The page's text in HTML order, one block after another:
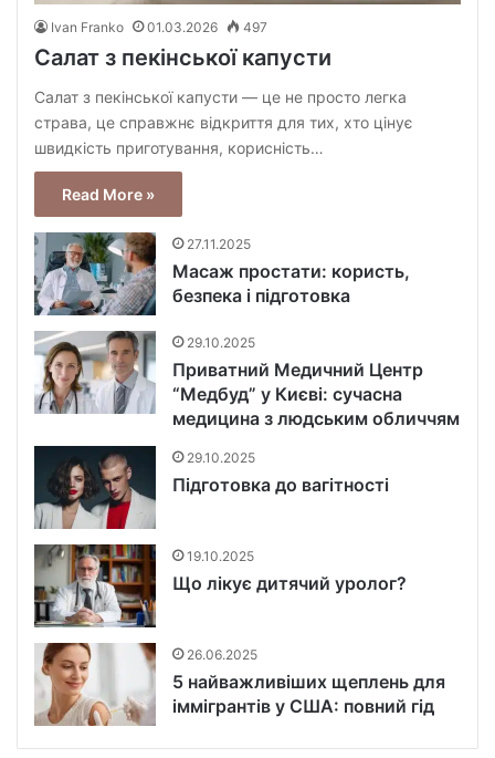
Ivan Franko 01.03.2026 497
Cалат з пекінської капусти
Салат з пекінської капусти — це не просто легка
страва, це справжнє відкриття для тих, хто цінує
швидкість приготування, корисність…
Read More »
27.11.2025
Масаж простати: користь,
безпека і підготовка
29.10.2025
Приватний Медичний Центр
“Медбуд” у Києві: сучасна
медицина з людським обличчям
29.10.2025
Підготовка до вагітності
19.10.2025
Що лікує дитячий уролог?
26.06.2025
5 найважливіших щеплень для
іммігрантів у США: повний гід